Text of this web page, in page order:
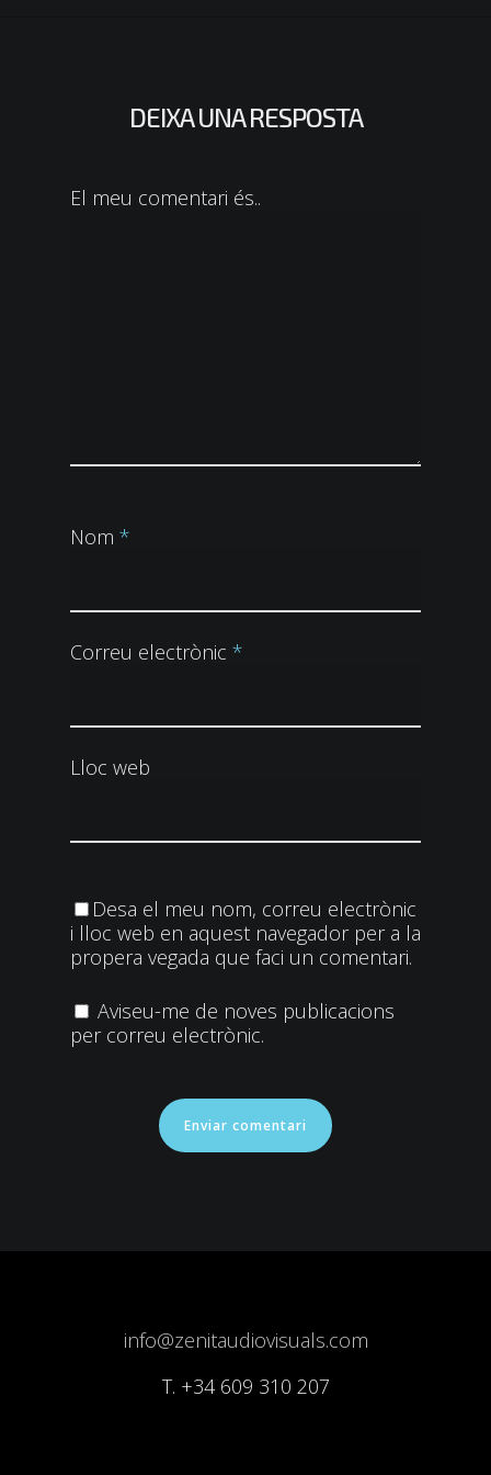
DEIXA UNA RESPOSTA
El meu comentari és..
Nom *
Correu electrònic *
Lloc web
Desa el meu nom, correu electrònic
i lloc web en aquest navegador per a la
propera vegada que faci un comentari.
Aviseu-me de noves publicacions
per correu electrònic.
info@zenitaudiovisuals.com
T. +34 609 310 207